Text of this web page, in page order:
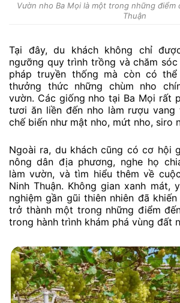
Vườn nho Ba Mọi là một trong những điểm
Thuận
Tại đây, du khách không chỉ
ngưỡng quy trình trồng và chăm
pháp truyền thống mà còn có
thưởng thức những chùm nho
vườn. Các giống nho tại Ba Mọi rất
tươi ăn liền đến nho làm rượu vang
chế biến như mật nho, mứt nho, siro
Ngoài ra, du khách cũng có cơ hội
nông dân địa phương, nghe họ
làm vườn, và tìm hiểu thêm về
Ninh Thuận. Không gian xanh mát,
nghiệm gần gũi thiên nhiên đã
trở thành một trong những điểm
trong hành trình khám phá vùng đất